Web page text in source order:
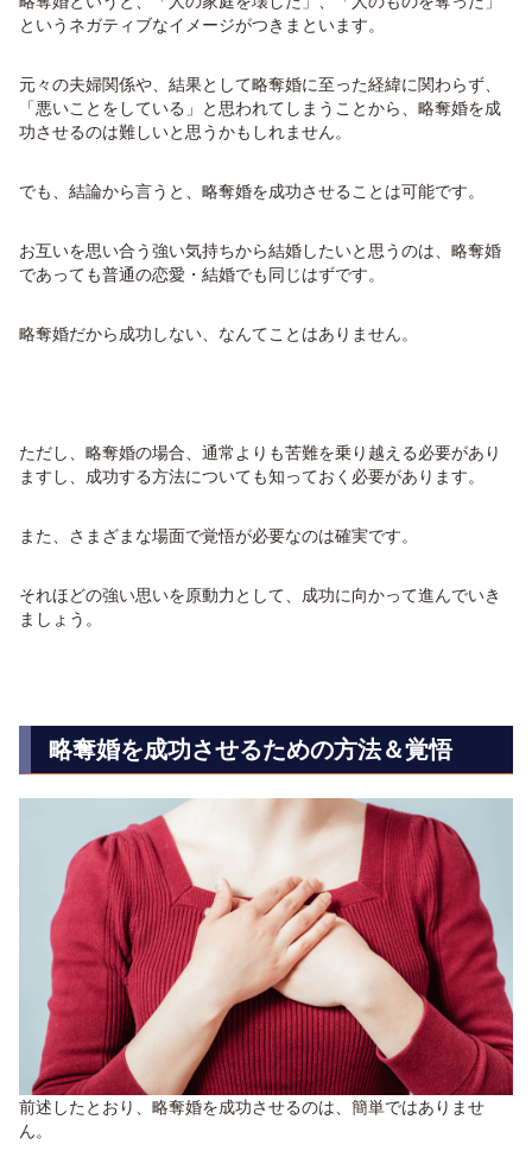
というネガティブなイメージがつきまといます。
元々の夫婦関係や、結果として略奪婚に至った経緯に関わらず、
「悪いことをしている」と思われてしまうことから、略奪婚を成
功させるのは難しいと思うかもしれません。
でも、結論から言うと、略奪婚を成功させることは可能です。
お互いを思い合う強い気持ちから結婚したいと思うのは、略奪婚
であっても普通の恋愛・結婚でも同じはずです。
略奪婚だから成功しない、なんてことはありません。
ただし、略奪婚の場合、通常よりも苦難を乗り越える必要があり
ますし、成功する方法についても知っておく必要があります。
また、さまざまな場面で覚悟が必要なのは確実です。
それほどの強い思いを原動力として、成功に向かって進んでいき
ましょう。
略奪婚を成功させるための方法＆覚悟
前述したとおり、略奪婚を成功させるのは、簡単ではありませ
ん。